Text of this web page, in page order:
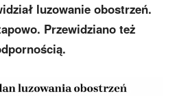
luzowanie obostrzeń.
Przewidziano też